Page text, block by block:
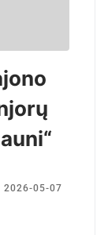
2026-05-07